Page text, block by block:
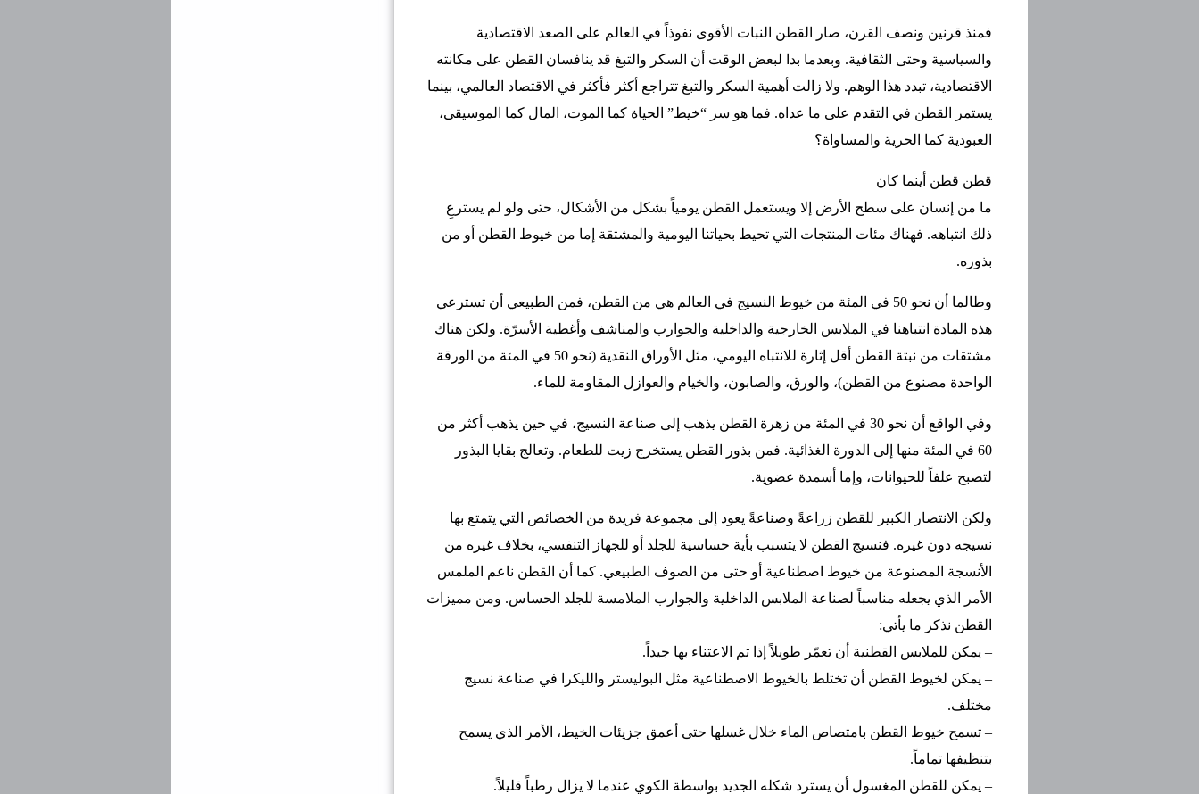
فمنذ قرنين ونصف القرن، صار القطن النبات الأقوى نفوذاً في العالم على الصعد الاقتصادية
والسياسية وحتى الثقافية. وبعدما بدا لبعض الوقت أن السكر والتبغ قد ينافسان القطن على مكانته
الاقتصادية، تبدد هذا الوهم. ولا زالت أهمية السكر والتبغ تتراجع أكثر فأكثر في الاقتصاد العالمي، بينما
يستمر القطن في التقدم على ما عداه. فما هو سر “خيط” الحياة كما الموت، المال كما الموسيقى،
العبودية كما الحرية والمساواة؟
قطن قطن أينما كان
ما من إنسان على سطح الأرض إلا ويستعمل القطن يومياً بشكل من الأشكال، حتى ولو لم يسترعِ
ذلك انتباهه. فهناك مئات المنتجات التي تحيط بحياتنا اليومية والمشتقة إما من خيوط القطن أو من
بذوره.
وطالما أن نحو 50 في المئة من خيوط النسيج في العالم هي من القطن، فمن الطبيعي أن تسترعي
هذه المادة انتباهنا في الملابس الخارجية والداخلية والجوارب والمناشف وأغطية الأسرّة. ولكن هناك
مشتقات من نبتة القطن أقل إثارة للانتباه اليومي، مثل الأوراق النقدية (نحو 50 في المئة من الورقة
الواحدة مصنوع من القطن)، والورق، والصابون، والخيام والعوازل المقاومة للماء.
وفي الواقع أن نحو 30 في المئة من زهرة القطن يذهب إلى صناعة النسيج، في حين يذهب أكثر من
60 في المئة منها إلى الدورة الغذائية. فمن بذور القطن يستخرج زيت للطعام. وتعالج بقايا البذور
لتصبح علفاً للحيوانات، وإما أسمدة عضوية.
ولكن الانتصار الكبير للقطن زراعةً وصناعةً يعود إلى مجموعة فريدة من الخصائص التي يتمتع بها
نسيجه دون غيره. فنسيج القطن لا يتسبب بأية حساسية للجلد أو للجهاز التنفسي، بخلاف غيره من
الأنسجة المصنوعة من خيوط اصطناعية أو حتى من الصوف الطبيعي. كما أن القطن ناعم الملمس
الأمر الذي يجعله مناسباً لصناعة الملابس الداخلية والجوارب الملامسة للجلد الحساس. ومن مميزات
القطن نذكر ما يأتي:
– يمكن للملابس القطنية أن تعمّر طويلاً إذا تم الاعتناء بها جيداً.
– يمكن لخيوط القطن أن تختلط بالخيوط الاصطناعية مثل البوليستر والليكرا في صناعة نسيج
مختلف.
– تسمح خيوط القطن بامتصاص الماء خلال غسلها حتى أعمق جزيئات الخيط، الأمر الذي يسمح
بتنظيفها تماماً.
– يمكن للقطن المغسول أن يسترد شكله الجديد بواسطة الكوي عندما لا يزال رطباً قليلاً.